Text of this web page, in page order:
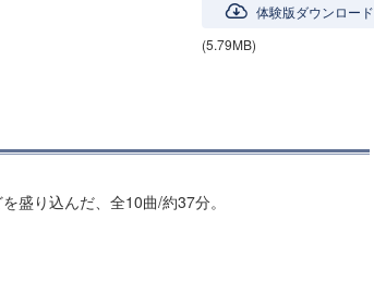
体験版ダウンロード
(5.79MB)
盛り込んだ、全10曲/約37分。